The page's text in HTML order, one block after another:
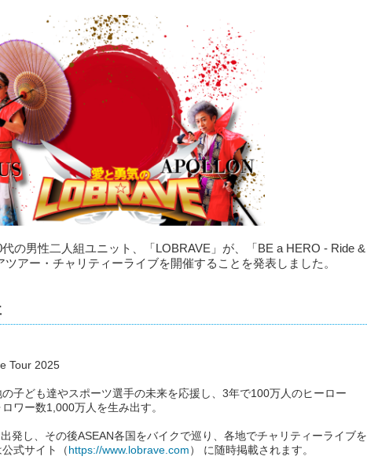
の男性二人組ユニット、「LOBRAVE」が、「BE a HERO - Ride &
ツアー・チャリティーライブを開催することを発表しました。
Tour 2025
子ども達やスポーツ選手の未来を応援し、3年で100万人のヒーロー
ワー数1,000万人を生み出す。
発し、その後ASEAN各国をバイクで巡り、各地でチャリティーライブを
式サイト（https://www.lobrave.com） に随時掲載されます。